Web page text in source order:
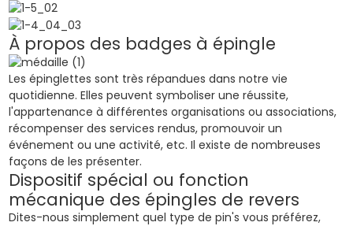
À propos des badges à épingle
Les épinglettes sont très répandues dans notre vie
quotidienne. Elles peuvent symboliser une réussite,
l'appartenance à différentes organisations ou associations,
récompenser des services rendus, promouvoir un
événement ou une activité, etc. Il existe de nombreuses
façons de les présenter.
Dispositif spécial ou fonction
mécanique des épingles de revers
Dites-nous simplement quel type de pin's vous préférez,